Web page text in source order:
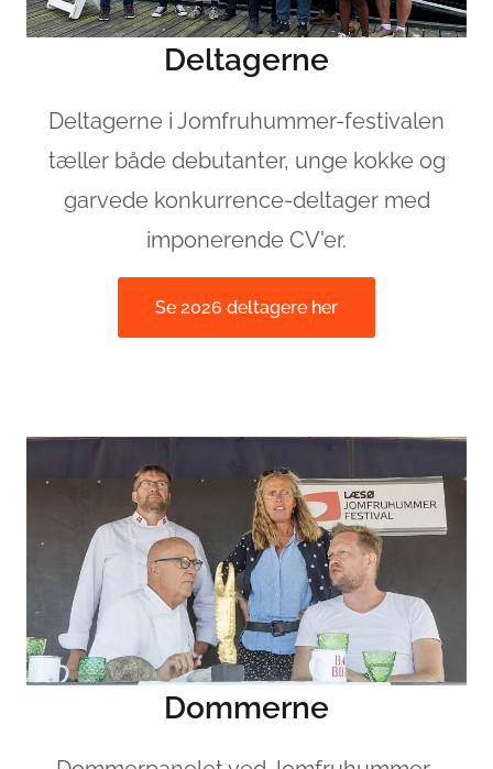
Deltagerne
Deltagerne i Jomfruhummer-festivalen
tæller både debutanter, unge kokke og
garvede konkurrence-deltager med
imponerende CV'er.
Se 2026 deltagere her
Dommerne